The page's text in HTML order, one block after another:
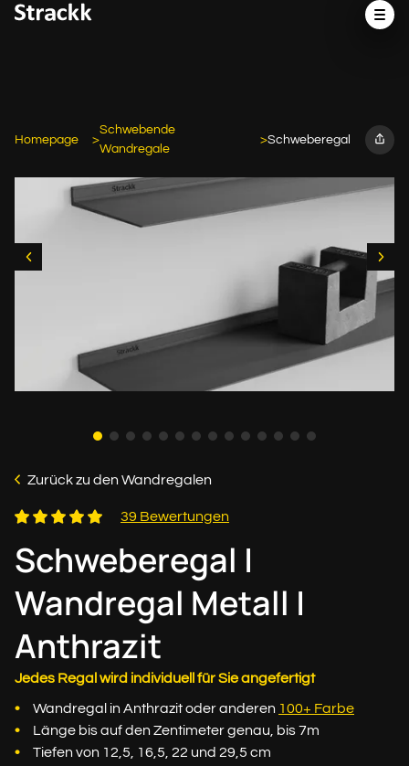
Homepage
Schwebende
Wandregale
Schweberegal
Zurück zu den Wandregalen
39 Bewertungen
Schweberegal |
Wandregal Metall |
Anthrazit
Jedes Regal wird individuell für Sie angefertigt
Wandregal in Anthrazit oder anderen 100+ Farbe
Länge bis auf den Zentimeter genau, bis 7m
Tiefen von 12,5, 16,5, 22 und 29,5 cm